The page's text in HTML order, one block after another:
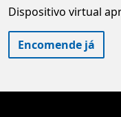
Dispositivo virtual
Encomende já